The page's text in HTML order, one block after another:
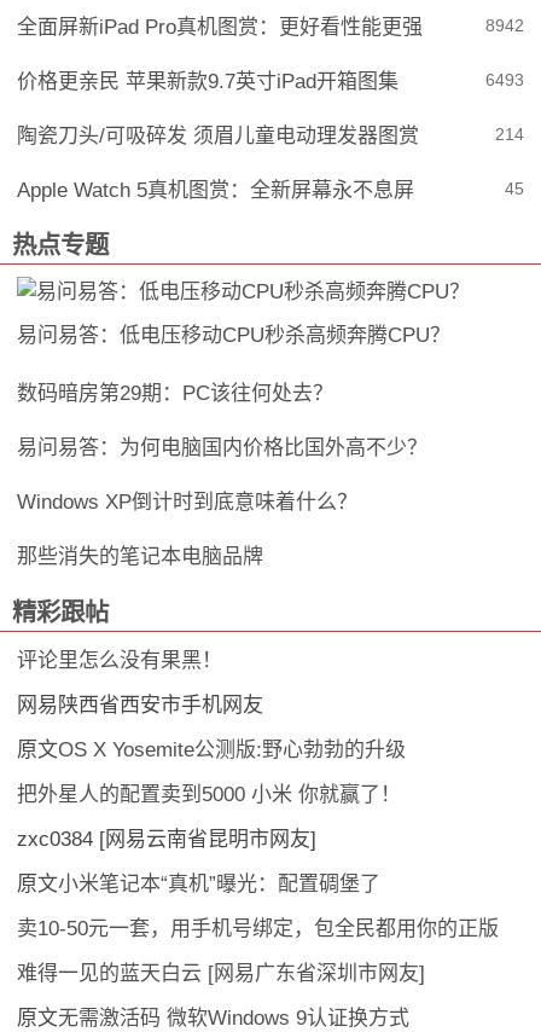
2
全面屏新iPad Pro真机图赏：更好看性能更强 894
3
价格更亲民 苹果新款9.7英寸iPad开箱图集 649
4
陶瓷刀头/可吸碎发 须眉儿童电动理发器图赏 21
5
Apple Watch 5真机图赏：全新屏幕永不息屏 4
热点专题
易问易答：低电压移动CPU秒杀高频奔腾CPU？
数码暗房第29期：PC该往何处去？
易问易答：为何电脑国内价格比国外高不少？
Windows XP倒计时到底意味着什么？
那些消失的笔记本电脑品牌
精彩跟帖
评论里怎么没有果黑！
网易陕西省西安市手机网友
原文OS X Yosemite公测版:野心勃勃的升级
把外星人的配置卖到5000 小米 你就赢了！
zxc0384 [网易云南省昆明市网友]
原文小米笔记本“真机”曝光：配置碉堡了
卖10-50元一套，用手机号绑定，包全民都用你的正版
难得一见的蓝天白云 [网易广东省深圳市网友]
原文无需激活码 微软Windows 9认证换方式